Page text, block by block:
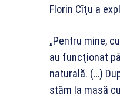
Florin Cîţu a
„Pentru mine,
au funcţionat
naturală. (…)
stăm la masă